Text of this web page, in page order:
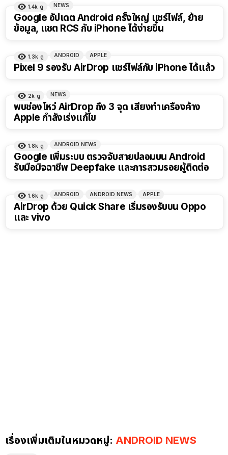
1.4k ดู NEWS
Google อัปเดต Android ครั้งใหญ่ แชร์ไฟล์, ย้าย
ข้อมูล, แชต RCS กับ iPhone ได้ง่ายขึ้น
1.3k ดู ANDROID APPLE
Pixel 9 รองรับ AirDrop แชร์ไฟล์กับ iPhone ได้แล้ว
2k ดู NEWS
พบช่องโหว่ AirDrop ถึง 3 จุด เสี่ยงทำเครื่องค้าง
Apple กำลังเร่งแก้ไข
1.8k ดู ANDROID NEWS
Google เพิ่มระบบ ตรวจจับสายปลอมบน Android
รับมือมิจฉาชีพ Deepfake และการสวมรอยผู้ติดต่อ
1.6k ดู ANDROID ANDROID NEWS APPLE
AirDrop ด้วย Quick Share เริ่มรองรับบน Oppo
และ vivo
เรื่องเพิ่มเติมในหมวดหมู่: ANDROID NEWS